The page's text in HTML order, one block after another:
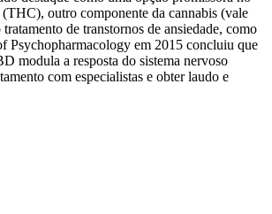
outro componente da cannabis (vale
de transtornos de ansiedade, como
Psychopharmacology em 2015 concluiu que
modula a resposta do sistema nervoso
com especialistas e obter laudo e